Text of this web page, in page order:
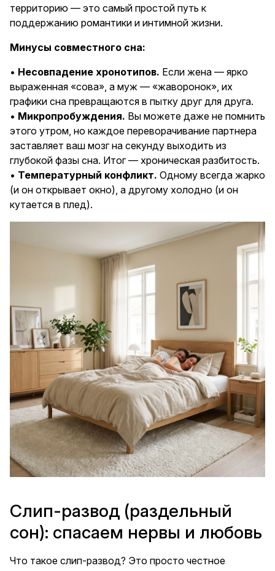
территорию — это самый простой путь к
поддержанию романтики и интимной жизни.
Минусы совместного сна:
• Несовпадение хронотипов. Если жена — ярко
выраженная «сова», а муж — «жаворонок», их
графики сна превращаются в пытку друг для друга.
• Микропробуждения. Вы можете даже не помнить
этого утром, но каждое переворачивание партнера
заставляет ваш мозг на секунду выходить из
глубокой фазы сна. Итог — хроническая разбитость.
• Температурный конфликт. Одному всегда жарко
(и он открывает окно), а другому холодно (и он
кутается в плед).
Слип-развод (раздельный
сон): спасаем нервы и любовь
Что такое слип-развод? Это просто честное